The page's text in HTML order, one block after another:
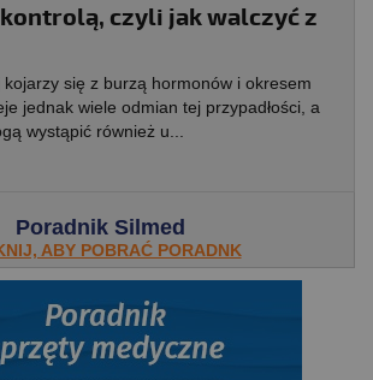
czyli jak walczyć z
się z burzą hormonów i okresem
jednak wiele odmian tej przypadłości, a
wystąpić również u...
Poradnik Silmed
ABY POBRAĆ PORADNK